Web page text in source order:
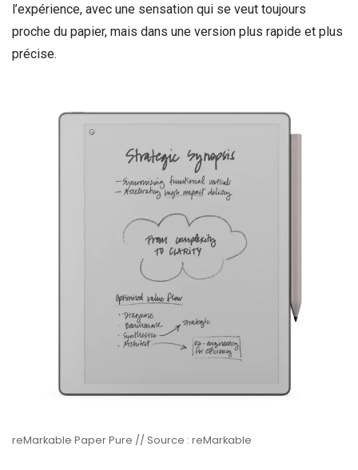
l’expérience, avec une sensation qui se veut toujours
proche du papier, mais dans une version plus rapide et plus
précise.
reMarkable Paper Pure // Source : reMarkable